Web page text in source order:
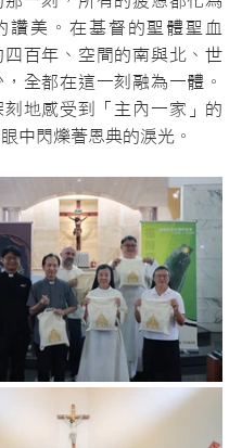
讚美。在基督的聖體聖血
四百年、空間的南與北、世
全都在這一刻融為一體。
地感受到「主內一家」的
中閃爍著恩典的淚光。